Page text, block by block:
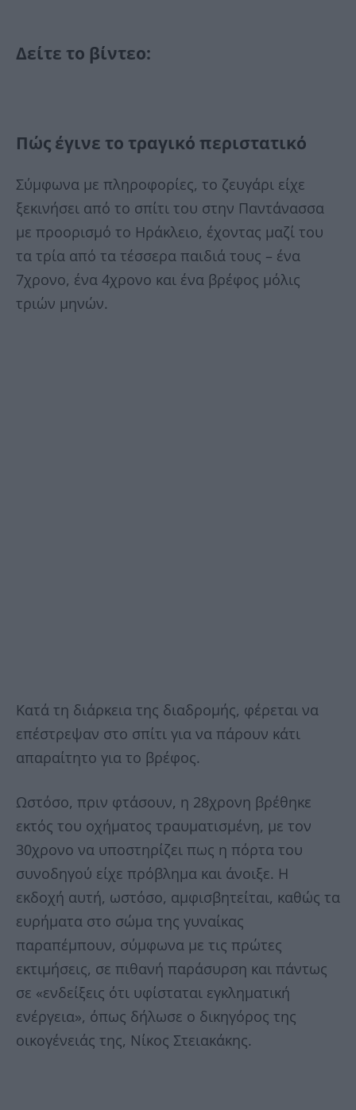
Δείτε το βίντεο:
Πώς έγινε το τραγικό περιστατικό
Σύμφωνα με πληροφορίες, το ζευγάρι είχε
ξεκινήσει από το σπίτι του στην Παντάνασσα
με προορισμό το Ηράκλειο, έχοντας μαζί του
τα τρία από τα τέσσερα παιδιά τους – ένα
7χρονο, ένα 4χρονο και ένα βρέφος μόλις
τριών μηνών.
Κατά τη διάρκεια της διαδρομής, φέρεται να
επέστρεψαν στο σπίτι για να πάρουν κάτι
απαραίτητο για το βρέφος.
Ωστόσο, πριν φτάσουν, η 28χρονη βρέθηκε
εκτός του οχήματος τραυματισμένη, με τον
30χρονο να υποστηρίζει πως η πόρτα του
συνοδηγού είχε πρόβλημα και άνοιξε. Η
εκδοχή αυτή, ωστόσο, αμφισβητείται, καθώς τα
ευρήματα στο σώμα της γυναίκας
παραπέμπουν, σύμφωνα με τις πρώτες
εκτιμήσεις, σε πιθανή παράσυρση και πάντως
σε «ενδείξεις ότι υφίσταται εγκληματική
ενέργεια», όπως δήλωσε ο δικηγόρος της
οικογένειάς της, Νίκος Στειακάκης.